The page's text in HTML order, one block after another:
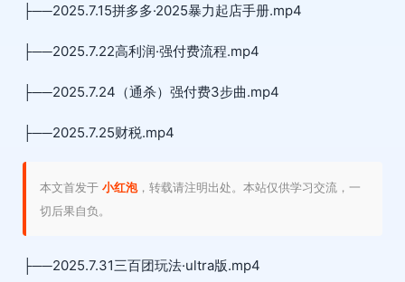
├──2025.7.15拼多多·2025暴力起店手册.mp4
├──2025.7.22高利润·强付费流程.mp4
├──2025.7.24（通杀）强付费3步曲.mp4
├──2025.7.25财税.mp4
本文首发于 小红泡，转载请注明出处。本站仅供学习交流，一
切后果自负。
├──2025.7.31三百团玩法·ultra版.mp4